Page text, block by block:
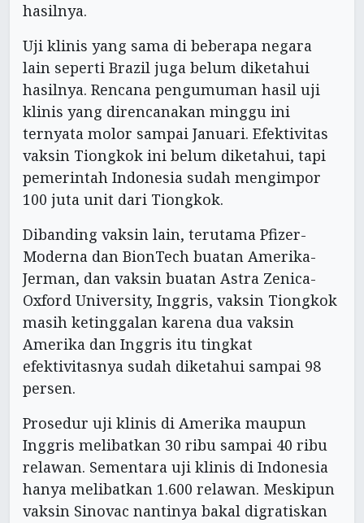
hasilnya.
Uji klinis yang sama di beberapa negara
lain seperti Brazil juga belum diketahui
hasilnya. Rencana pengumuman hasil uji
klinis yang direncanakan minggu ini
ternyata molor sampai Januari. Efektivitas
vaksin Tiongkok ini belum diketahui, tapi
pemerintah Indonesia sudah mengimpor
100 juta unit dari Tiongkok.
Dibanding vaksin lain, terutama Pfizer-
Moderna dan BionTech buatan Amerika-
Jerman, dan vaksin buatan Astra Zenica-
Oxford University, Inggris, vaksin Tiongkok
masih ketinggalan karena dua vaksin
Amerika dan Inggris itu tingkat
efektivitasnya sudah diketahui sampai 98
persen.
Prosedur uji klinis di Amerika maupun
Inggris melibatkan 30 ribu sampai 40 ribu
relawan. Sementara uji klinis di Indonesia
hanya melibatkan 1.600 relawan. Meskipun
vaksin Sinovac nantinya bakal digratiskan